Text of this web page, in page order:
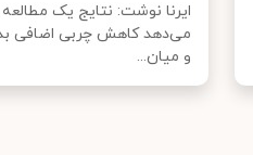
ایرنا نوشت: نتایج یک
می‌دهد کاهش چربی اضافی
و میان...